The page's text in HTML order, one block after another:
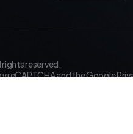
reserved.
reCAPTCHA and the Google